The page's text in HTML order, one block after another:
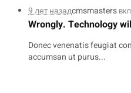
9 лет назадcmsmasters
Wrongly. Technology
Donec venenatis feugiat
accumsan ut purus...